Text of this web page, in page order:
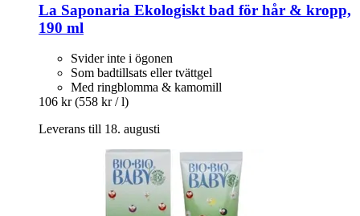
La Saponaria Ekologiskt bad för hår & kropp,
190 ml
Svider inte i ögonen
Som badtillsats eller tvättgel
Med ringblomma & kamomill
106 kr (558 kr / l)
Leverans till 18. augusti